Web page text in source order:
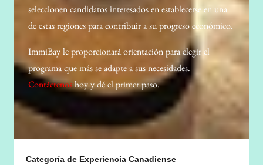
seleccionen candidatos interesados ​​en establecerse en una
de estas regiones para contribuir a su progreso económico.
ImmiBay le proporcionará orientación para elegir el
programa que más se adapte a sus necesidades.
Contáctenoshoy y dé el primer paso.
Categoría de Experiencia Canadiense